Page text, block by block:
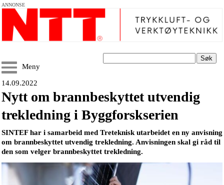
ANNONSE
Søk
Meny
14.09.2022
Nytt om brannbeskyttet utvendig
trekledning i Byggforskserien
SINTEF har i samarbeid med Treteknisk utarbeidet en ny anvisning
om brannbeskyttet utvendig trekledning. Anvisningen skal gi råd til
den som velger brannbeskyttet trekledning.